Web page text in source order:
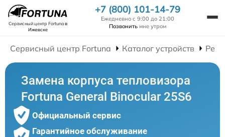
Сервисный центр Fortunaв
Ижевске
+7 (800) 101-14-79
Ежедневно с 9:00 до 21:00
Позвонить мне утром
Сервисный центр Fortuna Каталог устройств
Замена корпуса тепловизора
Fortuna General Binocular 25S6
Официальный сервис
Гарантийное обслуживание